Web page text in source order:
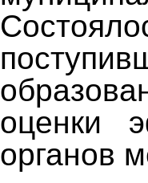
оценки
органов